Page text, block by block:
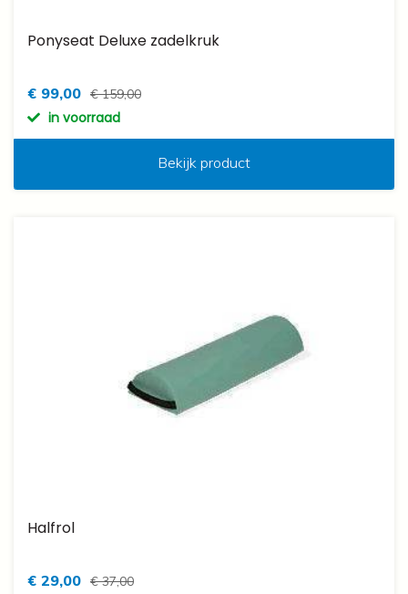
Ponyseat Deluxe zadelkruk
€ 99,00 € 159,00
in voorraad
Bekijk product
Halfrol
€ 29,00 € 37,00